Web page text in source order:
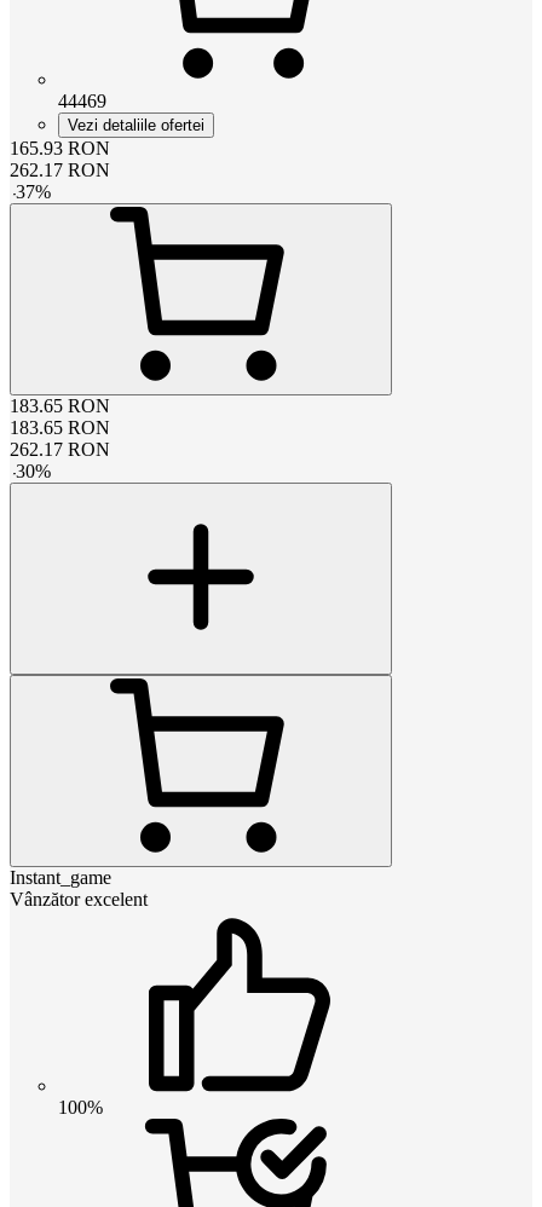
44469
Vezi detaliile ofertei
165.93 RON
262.17 RON
-37%
183.65 RON
183.65 RON
262.17 RON
-30%
Instant_game
Vânzător excelent
100%